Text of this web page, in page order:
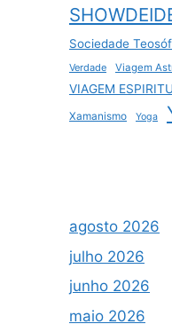
Sociedade
Verdade Viagem
VIAGEM
Xamanismo Yoga
agosto 2026
julho 2026
junho 2026
maio 2026